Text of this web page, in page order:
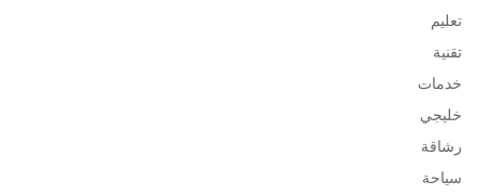
تعليم
تقنية
خدمات
خليجي
رشاقة
سياحة